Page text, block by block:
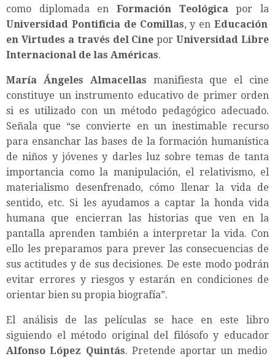
como diplomada en Formación Teológica por la
Universidad Pontificia de Comillas, y enEducación
en Virtudes a través del Cine porUniversidad Libre
Internacional de las Américas.
María Ángeles Almacellas manifiesta que el cine
constituye un instrumento educativo de primer orden
si es utilizado con un método pedagógico adecuado.
Señala que “se convierte en un inestimable recurso
para ensanchar las bases de la formación humanística
de niños y jóvenes y darles luz sobre temas de tanta
importancia como la manipulación, el relativismo, el
materialismo desenfrenado, cómo llenar la vida de
sentido, etc. Si les ayudamos a captar la honda vida
humana que encierran las historias que ven en la
pantalla aprenden también a interpretar la vida. Con
ello les preparamos para prever las consecuencias de
sus actitudes y de sus decisiones. De este modo podrán
evitar errores y riesgos y estarán en condiciones de
orientar bien su propia biografía”.
El análisis de las películas se hace en este libro
siguiendo el método original del filósofo y educador
Alfonso López Quintás. Pretende aportar un medio